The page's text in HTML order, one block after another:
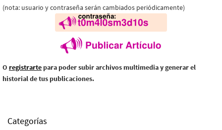
(nota: usuario y contraseña serán cambiados periódicamente)
O registrarte para poder subir archivos multimedia y generar el
historial de tus publicaciones.
Categorías